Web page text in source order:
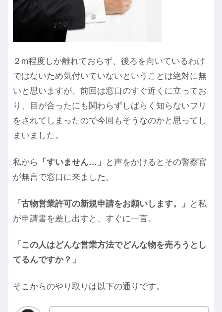
２m程度しか離れておらず、後ろを向いているわけ
ではないため気付いていないということは絶対に無
いと思いますが、前回は窓口のすぐ近くに立ってお
り、目が合ったにも関わらずしばらく知らないフリ
をされてしまったので今回もそうなのかと思ってし
まいました。
私から 「すいません…」
と声をかけるとその警察官
が無言で窓口に来ました。
「古物営業許可の新規申請をお願いします。」
と私
が申請書を差し出すと、すぐに一言。
「この人はどんな営業方法でどんな物を売ろうとし
てるんですか？」
そこからのやり取りは以下の通りです。